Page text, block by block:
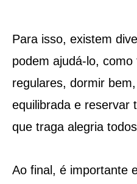
Para isso, existem
podem ajudá-lo,
regulares, dormir
equilibrada e reservar
que traga alegria
Ao final, é importante